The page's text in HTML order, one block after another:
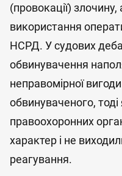
(провокації)
використання
НСРД. У судових
обвинувачення
неправомірної
обвинуваченого, тоді
правоохоронних
характер і не
реагування.